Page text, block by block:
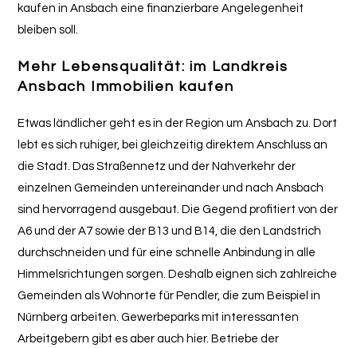
kaufen in Ansbach eine finanzierbare Angelegenheit
bleiben soll.
Mehr Lebensqualität: im Landkreis
Ansbach Immobilien kaufen
Etwas ländlicher geht es in der Region um Ansbach zu. Dort
lebt es sich ruhiger, bei gleichzeitig direktem Anschluss an
die Stadt. Das Straßennetz und der Nahverkehr der
einzelnen Gemeinden untereinander und nach Ansbach
sind hervorragend ausgebaut. Die Gegend profitiert von der
A6 und der A7 sowie der B13 und B14, die den Landstrich
durchschneiden und für eine schnelle Anbindung in alle
Himmelsrichtungen sorgen. Deshalb eignen sich zahlreiche
Gemeinden als Wohnorte für Pendler, die zum Beispiel in
Nürnberg arbeiten. Gewerbeparks mit interessanten
Arbeitgebern gibt es aber auch hier. Betriebe der